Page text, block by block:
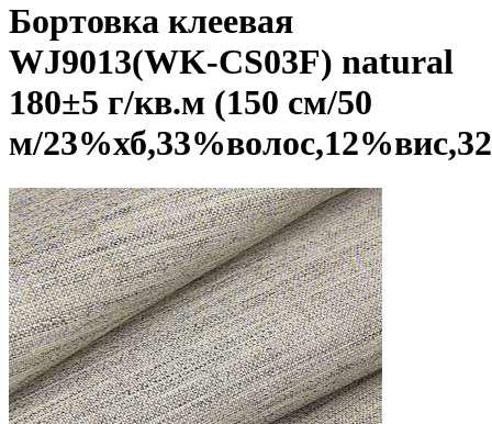
Бортовка клеевая
WJ9013(WK-CS03F) natural
180±5 г/кв.м (150 см/50
м/